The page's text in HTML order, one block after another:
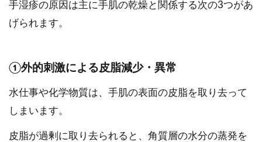
手湿疹の原因は主に手肌の乾燥と関係する次の3つがあ
げられます。
①外的刺激による皮脂減少・異常
水仕事や化学物質は、手肌の表面の皮脂を取り去って
しまいます。
皮脂が過剰に取り去られると、角質層の水分の蒸発を